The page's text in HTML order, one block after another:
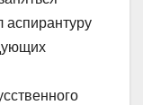
аспирантуру